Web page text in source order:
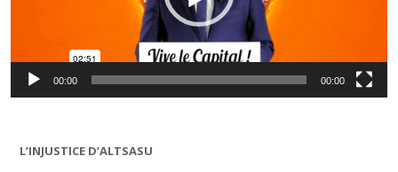
00:00 00:00
L’INJUSTICE D’ALTSASU